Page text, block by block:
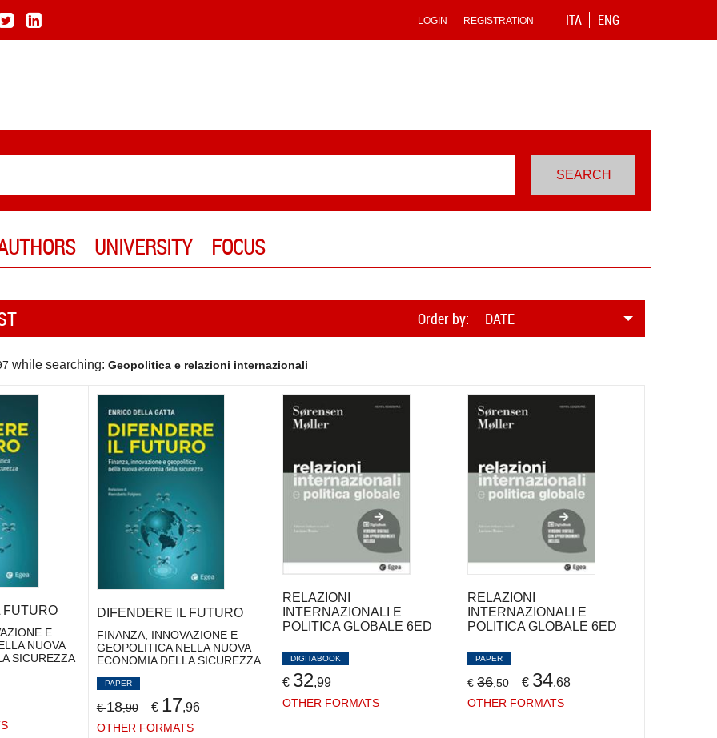
ITA ENG
LOGIN REGISTRATION
UNIVERSITY FOCUS
Order by: DATE
while searching: Geopolitica e relazioni internazionali
FUTURO
E
NUOVA
SICUREZZA
DIFENDERE IL FUTURO
FINANZA, INNOVAZIONE E
GEOPOLITICA NELLA NUOVA
ECONOMIA DELLA SICUREZZA
PAPER
€18,90 € 17,96
OTHER FORMATS
RELAZIONI
INTERNAZIONALI E
POLITICA GLOBALE 6ED
DIGITABOOK
€ 32,99
OTHER FORMATS
RELAZIONI
INTERNAZIONALI E
POLITICA GLOBALE 6ED
PAPER
€36,50 € 34,68
OTHER FORMATS